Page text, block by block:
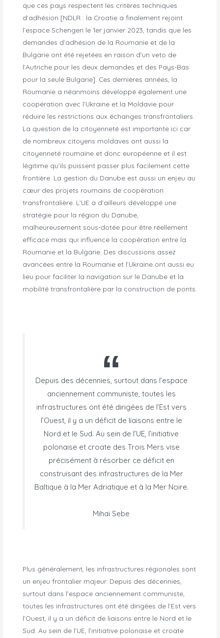
que ces pays respectent les critères techniques
d’adhésion [NDLR : la Croatie a finalement rejoint
l’espace Schengen le 1er janvier 2023, tandis que les
demandes d’adhésion de la Roumanie et de la
Bulgarie ont été rejetées en raison d’un veto de
l’Autriche pour les deux demandes et des Pays-Bas
pour la seule Bulgarie]. Ces dernières années, la
Roumanie a néanmoins développé également une
coopération avec l’Ukraine et la Moldavie pour
réduire les restrictions aux échanges transfrontaliers.
La question de la citoyenneté est importante ici car
de nombreux citoyens moldaves ont aussi la
citoyenneté roumaine et donc européenne et il est
légitime qu’ils puissent passer plus facilement cette
frontière. La gestion du Danube est aussi un enjeu au
cœur des projets roumains de coopération
transfrontalière. L’UE a d’ailleurs développé une
stratégie pour la région du Danube,
malheureusement sous-dotée pour être réellement
efficace mais qui influence la coopération entre la
Roumanie et la Bulgarie. Des discussions assez
avancées entre la Roumanie et l’Ukraine ont aussi eu
lieu pour faciliter la navigation sur le Danube et la
mobilité transfrontalière par la construction de ponts.
Depuis des décennies, surtout dans l’espace
anciennement communiste, toutes les
infrastructures ont été dirigées de l’Est vers
l’Ouest, il y a un déficit de liaisons entre le
Nord et le Sud. Au sein de l’UE, l’initiative
polonaise et croate des Trois Mers vise
précisément à résorber ce déficit en
construisant des infrastructures de la Mer
Baltique à la Mer Adriatique et à la Mer Noire.
Mihai Sebe
Plus généralement, les infrastructures régionales sont
un enjeu frontalier majeur. Depuis des décennies,
surtout dans l’espace anciennement communiste,
toutes les infrastructures ont été dirigées de l’Est vers
l’Ouest, il y a un déficit de liaisons entre le Nord et le
Sud. Au sein de l’UE, l’initiative polonaise et croate